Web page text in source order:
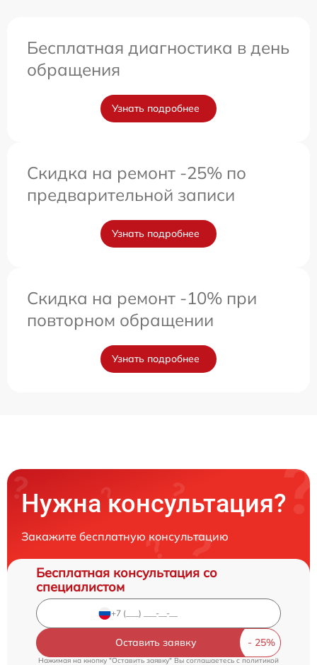
Бесплатная диагностика в день
обращения
Узнать подробнее
Скидка на ремонт -25% по
предварительной записи
Узнать подробнее
Скидка на ремонт -10% при
повторном обращении
Узнать подробнее
Нужна консультация?
Закажите бесплатную консультацию
Бесплатная консультация со
специалистом
Оставить заявку
Нажимая на кнопку "Оставить заявку" Вы соглашаетесь cполитикой